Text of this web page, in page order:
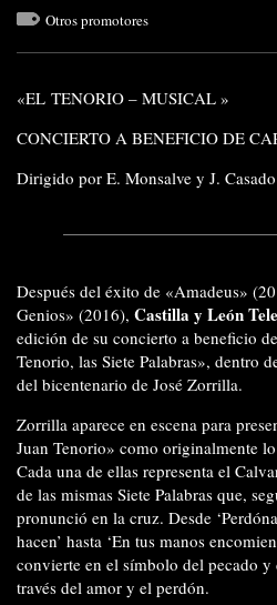
Otros promotores
«EL TENORIO – MUSICAL »
CONCIERTO A BENEFICIO DE
Dirigido por E. Monsalve y J. Casado
Después del éxito de «Amadeus»
Genios» (2016), Castilla y León
edición de su concierto a beneficio
Tenorio, las Siete Palabras», dentro
del bicentenario de José Zorrilla.
Zorrilla aparece en escena para
Juan Tenorio» como originalmente
Cada una de ellas representa el
de las mismas Siete Palabras que,
pronunció en la cruz. Desde
hacen’ hasta ‘En tus manos
convierte en el símbolo del pecado
través del amor y el perdón.